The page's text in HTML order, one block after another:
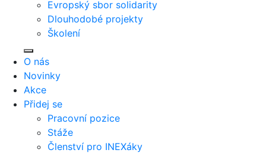
Evropský sbor solidarity
Dlouhodobé projekty
Školení
O nás
Novinky
Akce
Přidej se
Pracovní pozice
Stáže
Členství pro INEXáky